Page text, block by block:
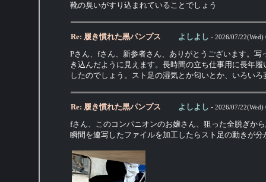
靴の臭いがすり込まれていることでしょう
Re: 履き慣れた黒パンプス よしよし - 2026/07/22(Wed)
Pさん、fさん、新参者さん、ありがとうございます。
き込んだように見えます。長時間の立ち仕事用に長年
したのでしょう。スト足の湿気とか匂いとか、いろい
Re: 履き慣れた黒パンプス よしよし - 2026/07/22(Wed)
fさん、このコンパニオンのお嬢さん、狙った全脱ぎか
瞬間を連写したファイルを加工したらスト足の動きが